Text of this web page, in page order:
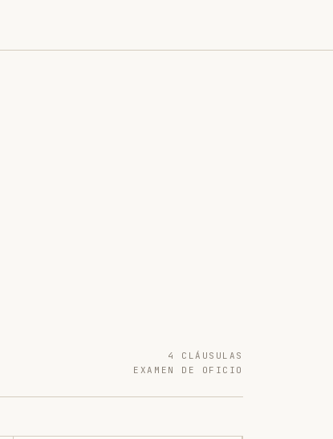
4 CLÁUSULAS
EXAMEN DE OFICIO